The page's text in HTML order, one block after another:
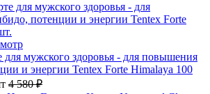
для мужского здоровья - для повышения
и энергии Tentex Forte Himalaya 100
4 580 ₽